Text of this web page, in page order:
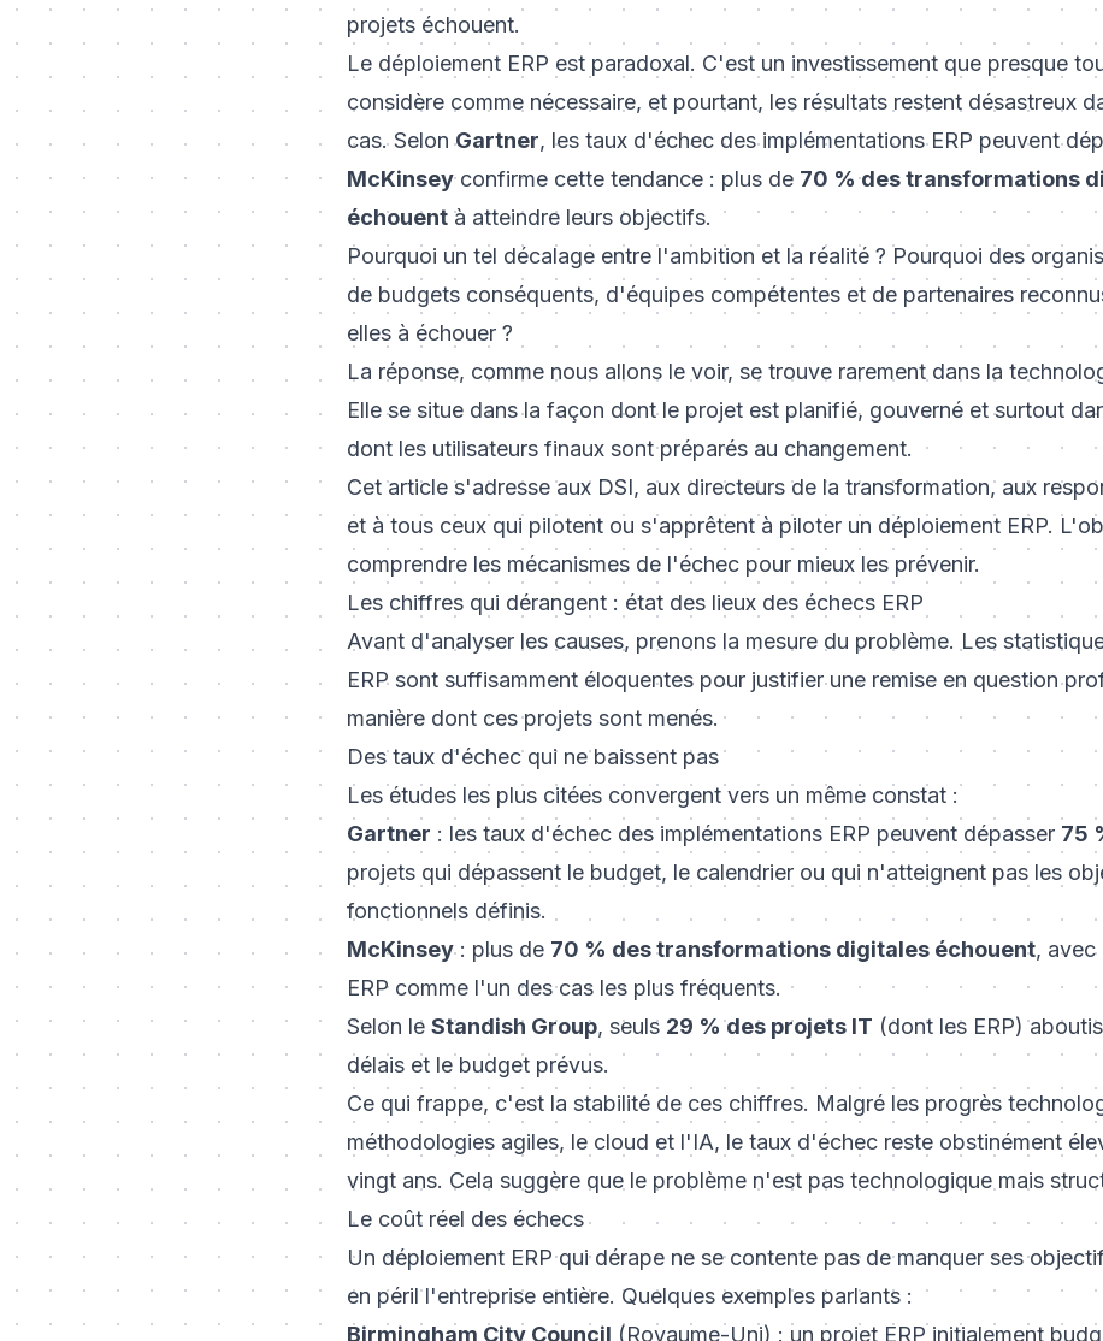
projets échouent.
Le déploiement ERP est paradoxal. C'est un investissement que presque
considère comme nécessaire, et pourtant, les résultats restent désastreux
cas. SelonGartner, les taux d'échec des implémentations ERP peuvent
McKinseyconfirme cette tendance : plus de 70 % des transformations
échouent à atteindre leurs objectifs.
Pourquoi un tel décalage entre l'ambition et la réalité ? Pourquoi des
de budgets conséquents, d'équipes compétentes et de partenaires
elles à échouer ?
La réponse, comme nous allons le voir, se trouve rarement dans la
Elle se situe dans la façon dont le projet est planifié, gouverné et surtout
dont les utilisateurs finaux sont préparés au changement.
Cet article s'adresse aux DSI, aux directeurs de la transformation, aux
et à tous ceux qui pilotent ou s'apprêtent à piloter un déploiement ERP.
comprendre les mécanismes de l'échec pour mieux les prévenir.
Les chiffres qui dérangent : état des lieux des échecs ERP
Avant d'analyser les causes, prenons la mesure du problème. Les
ERP sont suffisamment éloquentes pour justifier une remise en question
manière dont ces projets sont menés.
Des taux d'échec qui ne baissent pas
Les études les plus citées convergent vers un même constat :
Gartner : les taux d'échec des implémentations ERP peuvent dépasser 75
projets qui dépassent le budget, le calendrier ou qui n'atteignent pas les
fonctionnels définis.
McKinsey: plus de 70 % des transformations digitales échouent, avec
ERP comme l'un des cas les plus fréquents.
Selon le Standish Group, seuls 29 % des projets IT (dont les ERP)
délais et le budget prévus.
Ce qui frappe, c'est la stabilité de ces chiffres. Malgré les progrès
méthodologies agiles, le cloud et l'IA, le taux d'échec reste obstinément
vingt ans. Cela suggère que le problème n'est pas technologique mais
Le coût réel des échecs
Un déploiement ERP qui dérape ne se contente pas de manquer ses
en péril l'entreprise entière. Quelques exemples parlants :
Birmingham City Council (Royaume-Uni) : un projet ERP initialement